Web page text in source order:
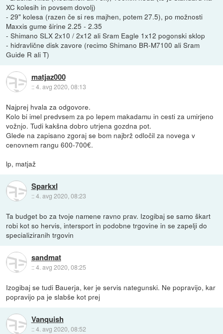
XC kolesih in povsem dovolj)
- 29" kolesa (razen če si res majhen, potem 27.5), po možnosti
Maxxis gume širine 2.25 - 2.35
- Shimano SLX 2x10 / 2x12 ali Sram Eagle 1x12 pogonski sklop
- hidravlične disk zavore (recimo Shimano BR-M7100 ali Sram
Guide R ali T)
matjaz000
::4. avg 2020, 08:13
Najprej hvala za odgovore.
Kolo bi imel predvsem za po lepem makadamu in cesti za umirjeno
vožnjo. Tudi kakšna dobro utrjena gozdna pot.
Glede na zapisano zgoraj se bom najbrž odločil za novega v
cenovnem rangu 600-700€.
lp, matjaž
Sparkxl
::4. avg 2020, 08:23
Ta budget bo za tvoje namene ravno prav. Izogibaj se samo škart
robi kot so hervis, intersport in podobne trgovine in se zapelji do
specializiranih trgovin
sandmat
::4. avg 2020, 08:25
Izogibaj se tudi Bauerja, ker je servis nategunski. Ne popravijo, kar
popravijo pa je slabše kot prej
Vanquish
::4. avg 2020, 08:52